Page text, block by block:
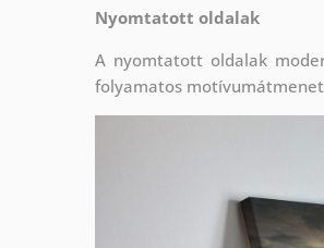
Nyomtatott oldalak
A nyomtatott oldalak
folyamatos